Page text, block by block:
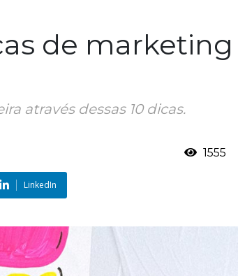
de marketing
através dessas 10 dicas.
1555
LinkedIn